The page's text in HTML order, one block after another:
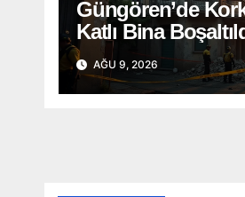
Güngören’de
Katlı Bina
AĞU 9, 2026